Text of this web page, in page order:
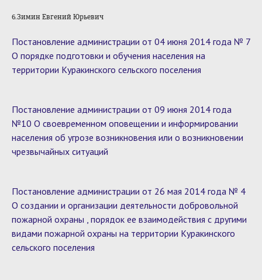
6.Зимин Евгений Юрьевич
Постановление администрации от 04 июня 2014 года № 7
О порядке подготовки и обучения населения на
территории Куракинского сельского поселения
Постановление администрации от 09 июня 2014 года
№10 О своевременном оповещении и информировании
населения об угрозе возникновения или о возникновении
чрезвычайных ситуаций
Постановление администрации от 26 мая 2014 года № 4
О создании и организации деятельности добровольной
пожарной охраны , порядок ее взаимодействия с другими
видами пожарной охраны на территории Куракинского
сельского поселения